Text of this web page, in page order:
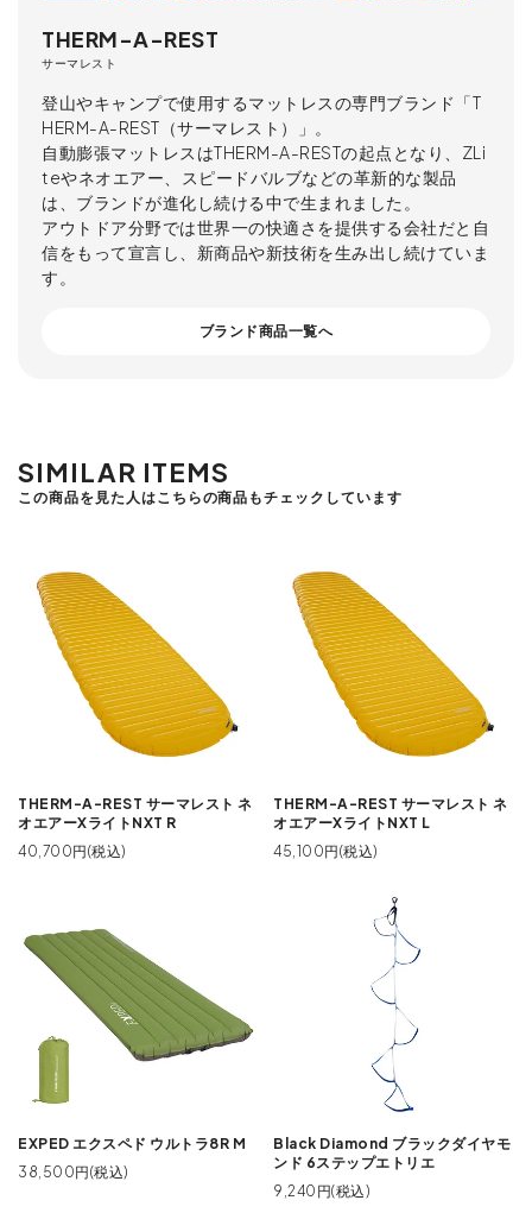
THERM-A-REST
サーマレスト
登山やキャンプで使用するマットレスの専門ブランド「T
HERM-A-REST（サーマレスト）」。
自動膨張マットレスはTHERM-A-RESTの起点となり、ZLi
teやネオエアー、スピードバルブなどの革新的な製品
は、ブランドが進化し続ける中で生まれました。
アウトドア分野では世界一の快適さを提供する会社だと自
信をもって宣言し、新商品や新技術を生み出し続けていま
す。
ブランド商品一覧へ
SIMILAR ITEMS
この商品を見た人はこちらの商品もチェックしています
THERM-A-REST サーマレスト ネ
オエアーXライトNXT R
40,700円(税込)
THERM-A-REST サーマレスト ネ
オエアーXライトNXT L
45,100円(税込)
EXPED エクスペド ウルトラ8R M
38,500円(税込)
Black Diamond ブラックダイヤモ
ンド 6ステップエトリエ
9,240円(税込)